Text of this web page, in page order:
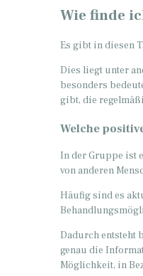
Wie finde
Es gibt in diesen
Dies liegt unter
besonders
gibt, die
Welche
In der Gruppe ist
von anderen
Häufig sind es
Dadurch entsteht
genau die
Möglichkeit, in